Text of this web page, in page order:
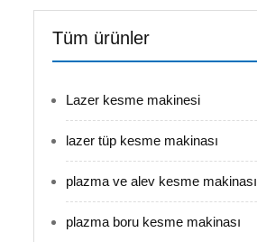
Tüm ürünler
Lazer kesme makinesi
lazer tüp kesme makinası
plazma ve alev kesme makinası
plazma boru kesme makinası